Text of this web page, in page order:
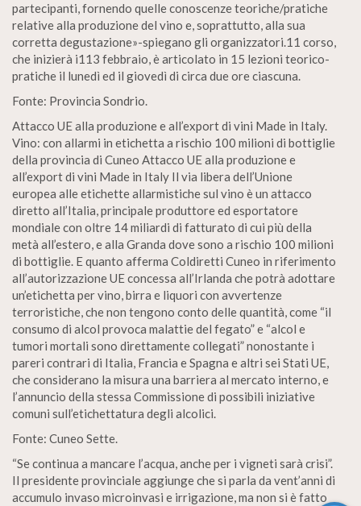
partecipanti, fornendo quelle conoscenze teoriche/pratiche
relative alla produzione del vino e, soprattutto, alla sua
corretta degustazione»-spiegano gli organizzatori.11 corso,
che inizierà i113 febbraio, è articolato in 15 lezioni teorico-
pratiche il lunedì ed il giovedì di circa due ore ciascuna.
Fonte: Provincia Sondrio.
Attacco UE alla produzione e all’export di vini Made in Italy.
Vino: con allarmi in etichetta a rischio 100 milioni di bottiglie
della provincia di Cuneo Attacco UE alla produzione e
all’export di vini Made in Italy Il via libera dell’Unione
europea alle etichette allarmistiche sul vino è un attacco
diretto all’Italia, principale produttore ed esportatore
mondiale con oltre 14 miliardi di fatturato di cui più della
metà all’estero, e alla Granda dove sono a rischio 100 milioni
di bottiglie. E quanto afferma Coldiretti Cuneo in riferimento
all’autorizzazione UE concessa all’Irlanda che potrà adottare
un’etichetta per vino, birra e liquori con avvertenze
terroristiche, che non tengono conto delle quantità, come “il
consumo di alcol provoca malattie del fegato” e “alcol e
tumori mortali sono direttamente collegati” nonostante i
pareri contrari di Italia, Francia e Spagna e altri sei Stati UE,
che considerano la misura una barriera al mercato interno, e
l’annuncio della stessa Commissione di possibili iniziative
comuni sull’etichettatura degli alcolici.
Fonte: Cuneo Sette.
“Se continua a mancare l’acqua, anche per i vigneti sarà crisi”.
Il presidente provinciale aggiunge che si parla da vent’anni di
accumulo invaso microinvasi e irrigazione, ma non si è fatto